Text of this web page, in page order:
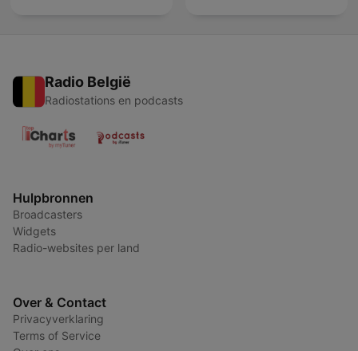
Radio België
Radiostations en podcasts
Hulpbronnen
Broadcasters
Widgets
Radio-websites per land
Over & Contact
Privacyverklaring
Terms of Service